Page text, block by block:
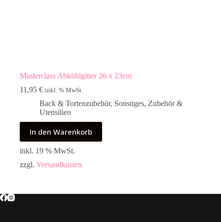
Masterclass Abkühlgitter 26 x 23cm
11,95 € inkl. % MwSt.
Back & Tortenzubehör, Sonstiges, Zubehör &
Utensilien
In den Warenkorb
inkl. 19 % MwSt.
zzgl. Versandkosten